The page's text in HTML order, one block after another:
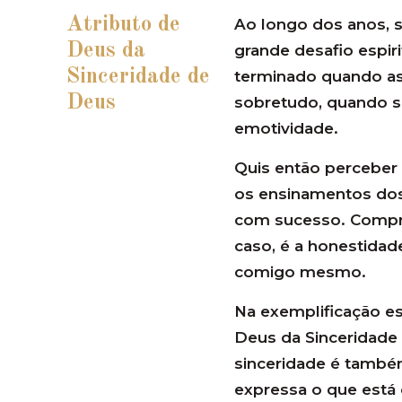
Atributo de
Deus da
Sinceridade de
Deus
Ao longo dos anos,
grande desafio
terminado quando
sobretudo, quando
emotividade.
Quis então
os ensinamentos
com sucesso.
caso, é a
comigo mesmo.
Na exemplificação
Deus da
sinceridade é
expressa o que